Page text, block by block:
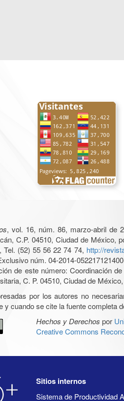
, vol. 16, núm. 86, marzo-abril de
C.P. 04510, Ciudad de México,
Tel. (52) 55 56 22 74 74, http://
núm. 04-2014-
de este número: Coordinación
C. P. 04510, Ciudad de
por los autores no
y cuando se cite la fuente completa
Hechos y Derechos por
Creative Commons
Sitios internos
Sistema de Productividad